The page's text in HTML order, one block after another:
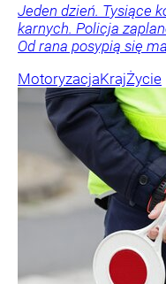
Jeden dzień. Tysiące
karnych. Policja
Od rana posypią się
MotoryzacjaKrajŻycie